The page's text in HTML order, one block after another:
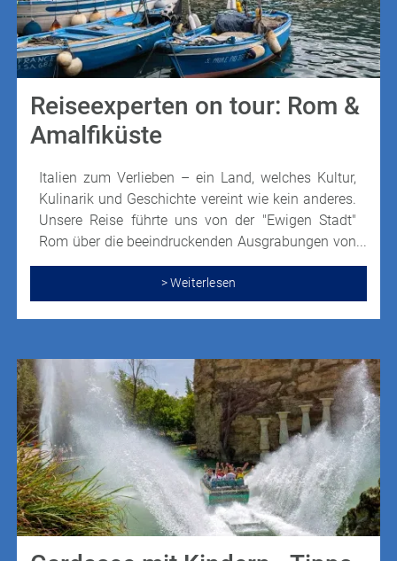
Reiseexperten on tour: Rom &
Amalfiküste
Italien zum Verlieben – ein Land, welches Kultur,
Kulinarik und Geschichte vereint wie kein anderes.
Unsere Reise führte uns von der "Ewigen Stadt"
Rom über die beeindruckenden Ausgrabungen von
Pompeji bis hin zu den malerischen Orten der
Amalfiküste und nach Capri. Dabei erlebten wir die
perfekte Mischung aus historischem Zauber und
> Weiterlesen